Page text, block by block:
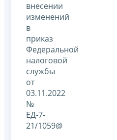
внесении
изменений
в
приказ
Федеральной
налоговой
службы
от
03.11.2022
№
ЕД-7-
21/1059@